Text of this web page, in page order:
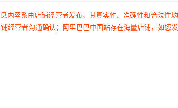
内容系由店铺经营者发布，其真实性、准确性和合法性
经营者沟通确认；阿里巴巴中国站存在海量店铺，如您